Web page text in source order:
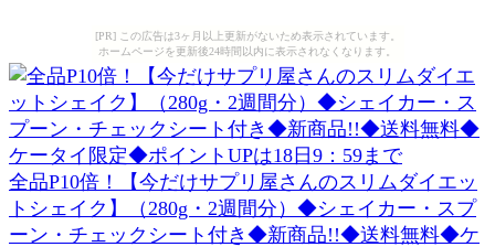
[PR] この広告は3ヶ月以上更新がないため表示されています。
ホームページを更新後24時間以内に表示されなくなります。
全品P10倍！【今だけサプリ屋さんのスリムダイエッ
トシェイク】（280g・2週間分）◆シェイカー・スプ
ーン・チェックシート付き◆新商品!!◆送料無料◆ケ